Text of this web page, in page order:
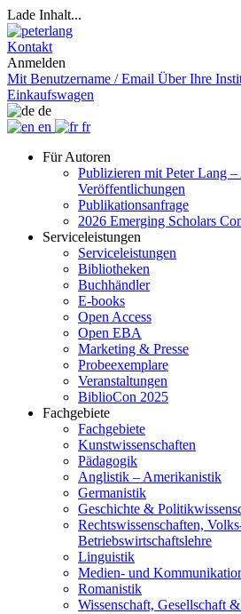
Lade Inhalt...
Kontakt
Anmelden
Mit Benutzername / Email Über Ihre
Einkaufswagen
de
en
fr
Für Autoren
Publizieren mit Peter Lang –
Veröffentlichungen
Publikationsanfrage
2026 Emerging Scholars
Serviceleistungen
Serviceleistungen
Bibliotheken
Buchhändler
E-books
Open Access
Open EBA
Marketing & Presse
Probeexemplare
Veranstaltungen
BiblioCon 2025
Fachgebiete
Fachgebiete
Kunstwissenschaften
Pädagogik
Anglistik – Amerikanistik
Germanistik
Geschichte &
Rechtswissenschaften,
Betriebswirtschaftslehre
Linguistik
Medien- und
Romanistik
Wissenschaft, Gesellschaft